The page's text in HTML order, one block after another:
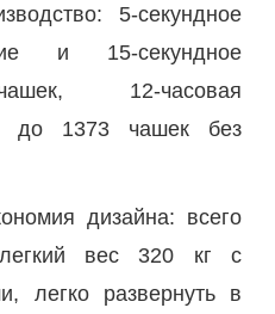
5-секундное
и 15-секундное
12-часовая
до 1373 чашек без
дизайна: всего
вес 320 кг с
легко развернуть в